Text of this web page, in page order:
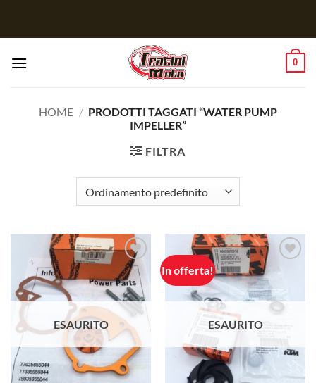
0
HOME / PRODOTTI TAGGATI “WATER PUMP
IMPELLER”
FILTRA
Aggiungi
alla lista
dei
desideri
ESAURITO
In offerta!
alla lista
desideri
ESAURITO